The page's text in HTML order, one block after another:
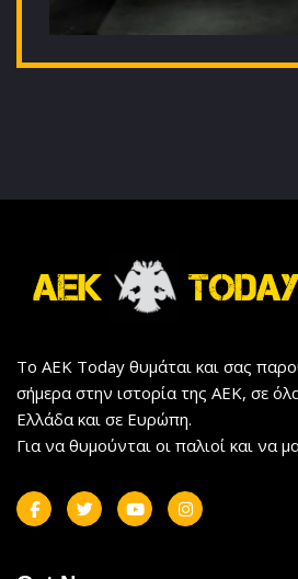
Το AEK Today θυμάται και σας
σήμερα στην ιστορία της ΑΕΚ, σε
Ελλάδα και σε Ευρώπη.
Για να θυμούνται οι παλιοί και να